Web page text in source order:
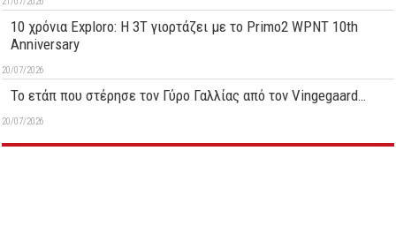
10 χρόνια Exploro: Η 3T γιορτάζει με το Primo2 WPNT 10th
Anniversary
20/07/2026
Το ετάπ που στέρησε τον Γύρο Γαλλίας από τον Vingegaard…
20/07/2026